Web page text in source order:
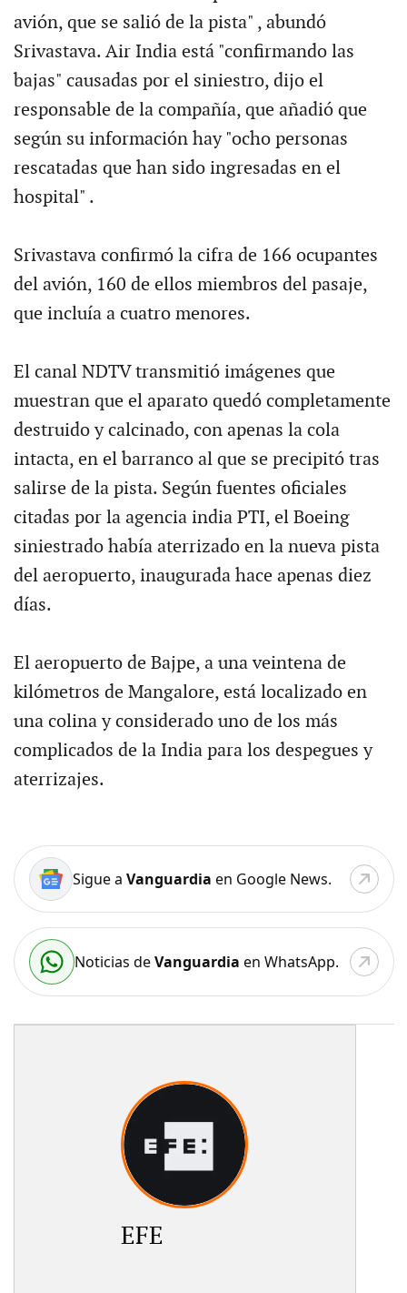
avión, que se salió de la pista" , abundó
Srivastava. Air India está "confirmando las
bajas" causadas por el siniestro, dijo el
responsable de la compañía, que añadió que
según su información hay "ocho personas
rescatadas que han sido ingresadas en el
hospital" .
Srivastava confirmó la cifra de 166 ocupantes
del avión, 160 de ellos miembros del pasaje,
que incluía a cuatro menores.
El canal NDTV transmitió imágenes que
muestran que el aparato quedó completamente
destruido y calcinado, con apenas la cola
intacta, en el barranco al que se precipitó tras
salirse de la pista. Según fuentes oficiales
citadas por la agencia india PTI, el Boeing
siniestrado había aterrizado en la nueva pista
del aeropuerto, inaugurada hace apenas diez
días.
El aeropuerto de Bajpe, a una veintena de
kilómetros de Mangalore, está localizado en
una colina y considerado uno de los más
complicados de la India para los despegues y
aterrizajes.
Sigue a Vanguardia en Google News.
Noticias deVanguardia en WhatsApp.
EFE